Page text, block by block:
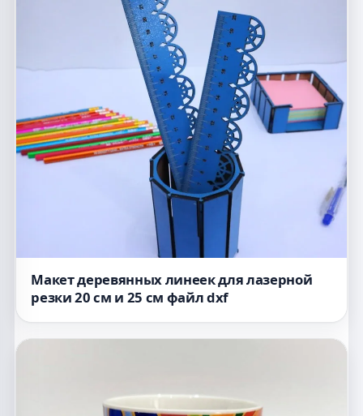
Макет деревянных линеек для лазерной
резки 20 см и 25 см файл dxf